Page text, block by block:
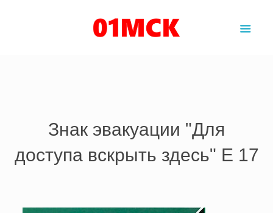
Товары и услуги › Эвакуационные знаки
эвакуации для доступа вскрыть здесь
Знак эвакуации "Для
доступа вскрыть здесь" E 17